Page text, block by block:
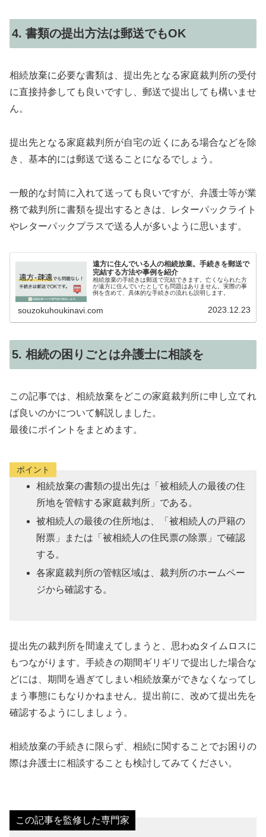
4. 書類の提出方法は郵送でもOK
相続放棄に必要な書類は、提出先となる家庭裁判所の受付
に直接持参しても良いですし、郵送で提出しても構いませ
ん。
提出先となる家庭裁判所が自宅の近くにある場合などを除
き、基本的には郵送で送ることになるでしょう。
一般的な封筒に入れて送っても良いですが、弁護士等が業
務で裁判所に書類を提出するときは、レターパックライト
やレターパックプラスで送る人が多いように思います。
遠方に住んでいる人の相続放棄。手続きを郵送で
完結する方法や事例を紹介
相続放棄の手続きは郵送で完結できます。亡くなられた方
が遠方に住んでいたとしても問題はありません。実際の事
例を含めて、具体的な手続きの流れも説明します。
souzokuhoukinavi.com 2023.12.23
5. 相続の困りごとは弁護士に相談を
この記事では、相続放棄をどこの家庭裁判所に申し立てれ
ば良いのかについて解説しました。
最後にポイントをまとめます。
ポイント
相続放棄の書類の提出先は「被相続人の最後の住
所地を管轄する家庭裁判所」である。
被相続人の最後の住所地は、「被相続人の戸籍の
附票」または「被相続人の住民票の除票」で確認
する。
各家庭裁判所の管轄区域は、裁判所のホームペー
ジから確認する。
提出先の裁判所を間違えてしまうと、思わぬタイムロスに
もつながります。手続きの期間ギリギリで提出した場合な
どには、期間を過ぎてしまい相続放棄ができなくなってし
まう事態にもなりかねません。提出前に、改めて提出先を
確認するようにしましょう。
相続放棄の手続きに限らず、相続に関することでお困りの
際は弁護士に相談することも検討してみてください。